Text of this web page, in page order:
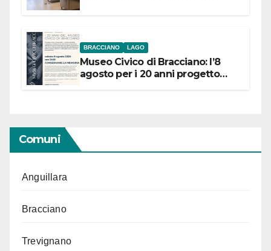
BRACCIANO LAGO
Museo Civico di Bracciano: l’8
agosto per i 20 anni progetto
Comuni
Anguillara
Bracciano
Trevignano